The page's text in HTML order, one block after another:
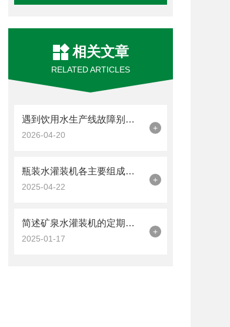
相关文章
RELATED ARTICLES
遇到饮用水生产线故障别慌！对应解决方法大放送！
2026-04-20
+
瓶装水灌装机各主要组成部件的功能特点介绍
2025-04-22
+
简述矿泉水灌装机的定期维护保养方法
2025-01-17
+